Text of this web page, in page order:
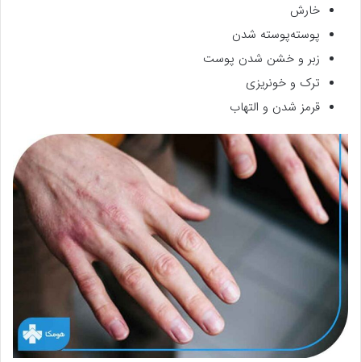
خارش
پوسته‌پوسته شدن
زبر و خشن شدن پوست
ترک و خونریزی
قرمز شدن و التهاب